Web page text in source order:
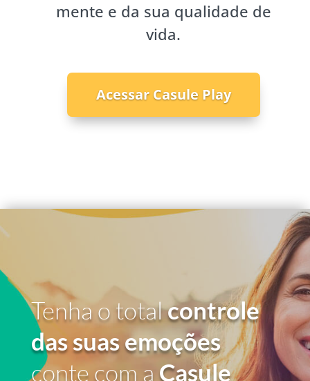
mente e da sua qualidade de
vida.
Acessar Casule Play
Tenha o totalcontrole
das suas emoções
conte com a Casule